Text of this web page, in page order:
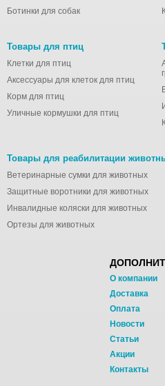
Ботинки для собак
Товары для птиц
Клетки для птиц
Аксессуары для клеток для птиц
Корм для птиц
Уличные кормушки для птиц
Товары для реабилитации
Ветеринарные сумки для животных
Защитные воротники для животных
Инвалидные коляски для животных
Ортезы для животных
О компании
Доставка
Оплата
Новости
Статьи
Акции
Контакты